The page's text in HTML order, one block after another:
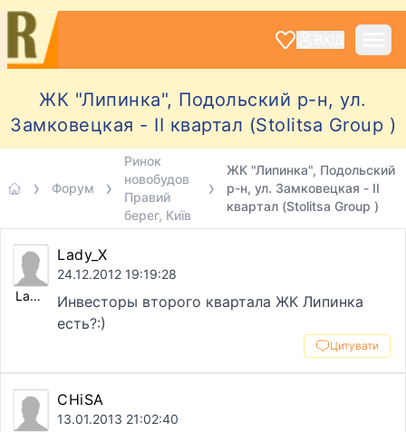
ЖК "Липинка", Подольский р-н, ул.
Замковецкая - II квартал (Stolitsa Group )
Форум
Ринок
новобудов
Правий
берег, Київ
ЖК "Липинка", Подольский
р-н, ул. Замковецкая - II
квартал (Stolitsa Group )
Lady_X
Lady_X
24.12.2012 19:19:28
Инвесторы второго квартала ЖК Липинка
есть?:)
Цитувати
CHiSA
13.01.2013 21:02:40